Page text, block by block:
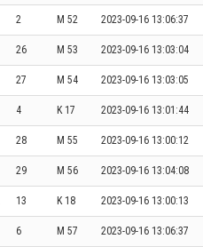
2 M 52 2023-09-16 13:06:37
26 M 53 2023-09-16 13:03:04
27 M 54 2023-09-16 13:03:05
4 K 17 2023-09-16 13:01:44
28 M 55 2023-09-16 13:00:12
29 M 56 2023-09-16 13:04:08
13 K 18 2023-09-16 13:00:13
6 M 57 2023-09-16 13:06:37